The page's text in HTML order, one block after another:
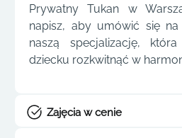
Prywatny Tukan w
napisz, aby umówić się
naszą specjalizację,
dziecku rozkwitnąć w
Zajęcia w cenie